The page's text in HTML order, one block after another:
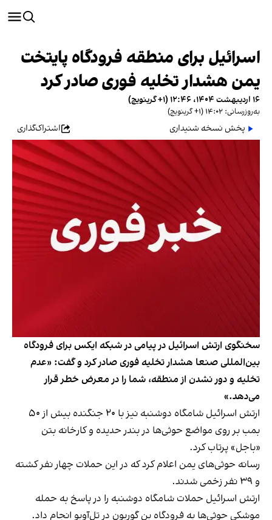
اسرائیل برای منطقه فرودگاه پایتخت
یمن هشدار تخلیه فوری صادر کرد
۱۶ اردیبهشت ۱۴۰۴، ۱۲:۴۶ (‎+۱ گرینویچ)
به‌روزرسانی: ۱۴:۰۲ (‎+۱ گرینویچ)
پخش نسخه شنیداری اشتراک‌گذاری
سخنگوی ارتش اسرائیل در پیامی در شبکه ایکس برای فرودگاه
بین‌المللی صنعا هشدار تخلیه فوری صادر کرد و گفت: «عدم
تخلیه و دور نشدن از منطقه، شما را در معرض خطر قرار
می‌دهد.»
ارتش اسرائیل شامگاه دوشنبه نیز با ۲۰ جنگنده بیش از ۵۰
بمب بر روی مواضع حوثی‌ها در بندر حدیده و کارخانه بتن
«باجل» پرتاب کرد.
رسانه حوثی‌های یمن اعلام کرد که در این حملات چهار نفر کشته
و ۳۹ نفر زخمی شدند.
ارتش اسرائیل حملات شامگاه دوشنبه را در پاسخ به حمله
موشکی حوثی‌ها به فرودگاه بن گوریون در تل‌آویو انجام داد.